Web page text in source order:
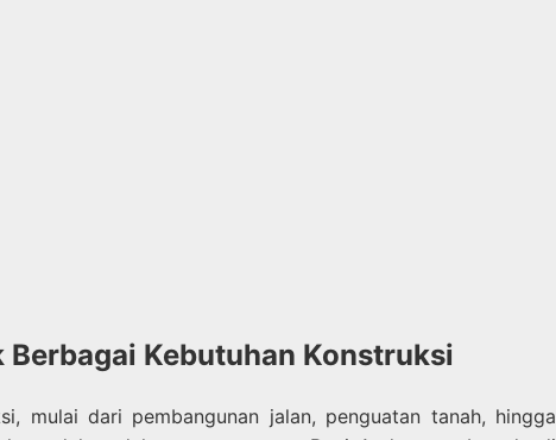
Kebutuhan Konstruksi
mulai dari pembangunan jalan, penguatan tanah, hingga